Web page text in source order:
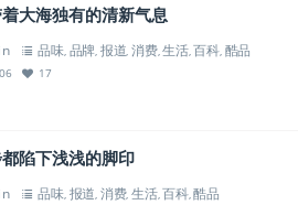
大海独有的清新气息
品味, 品牌, 报道, 消费,生活,百科, 酷品
17
陷下浅浅的脚印
品味, 报道, 消费, 生活,百科,酷品